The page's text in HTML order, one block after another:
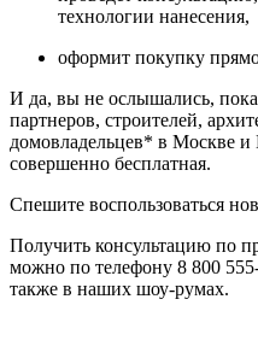
технологии нанесения,
оформит покупку
И да, вы не ослышались,
партнеров, строителей,
домовладельцев* в Москве
совершенно бесплатная.
Спешите воспользоваться
Получить консультацию по
можно по телефону 8 800
также в наших шоу-румах.